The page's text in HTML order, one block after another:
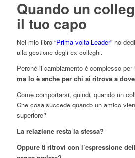
Quando un
il tuo capo
Nel mio libro “Prima volta Leader” ho
alla gestione degli ex colleghi.
Perché il cambiamento è complesso per
ma lo è anche per chi si ritrova a
Come comportarsi, quindi, quando un
Che cosa succede quando un amico
superiore?
La relazione resta la stessa?
Oppure ti ritrovi con l’espressione